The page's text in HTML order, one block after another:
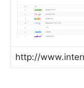
http://